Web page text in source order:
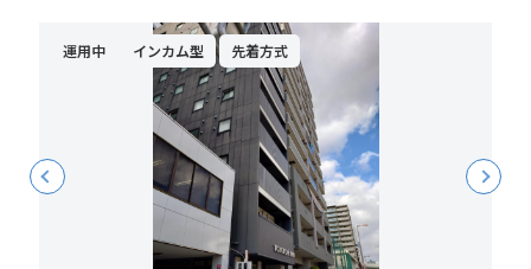
運用中 インカム型 先着方式